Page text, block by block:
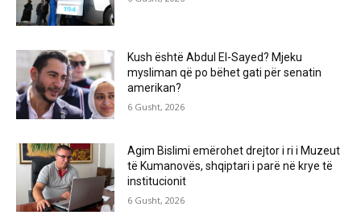
Kush është Abdul El-Sayed? Mjeku
mysliman që po bëhet gati për senatin
amerikan?
6 Gusht, 2026
Agim Bislimi emërohet drejtor i ri i Muzeut
të Kumanovës, shqiptari i parë në krye të
institucionit
6 Gusht, 2026